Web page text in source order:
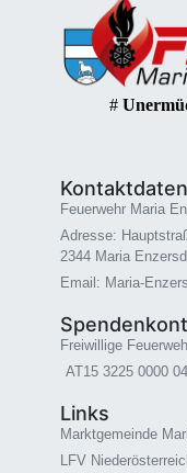
#
Kontaktdaten
Feuerwehr Maria
Adresse:
2344 Maria
Email: Maria-
Freiwillige
AT15 3225 0000
Links
Marktgemeinde
LFV